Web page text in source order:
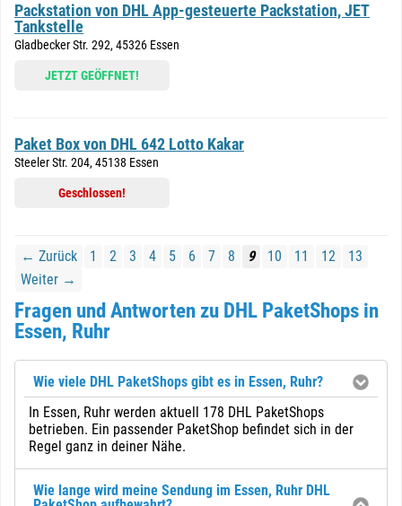
Packstation von DHL App-gesteuerte Packstation, JET
Tankstelle
Gladbecker Str. 292, 45326 Essen
JETZT GEÖFFNET!
Paket Box von DHL 642 Lotto Kakar
Steeler Str. 204, 45138 Essen
Geschlossen!
← Zurück 1 2 3 4 5 6 7 8 9 10 11 12
13
Weiter →
Fragen und Antworten zu DHL PaketShops in
Essen, Ruhr
Wie viele DHL PaketShops gibt es in Essen, Ruhr?
In Essen, Ruhr werden aktuell 178 DHL PaketShops
betrieben. Ein passender PaketShop befindet sich in der
Regel ganz in deiner Nähe.
Wie lange wird meine Sendung im Essen, Ruhr DHL